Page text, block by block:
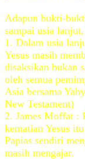
Adapun bukti-
sampai usia
1. Dalam usia
Yesus masih
disaksikan bukan
oleh semua
Asia bersama
New Testament)
2. James Moffat :
kematian Yesus
Papias sendiri
masih mengajar.